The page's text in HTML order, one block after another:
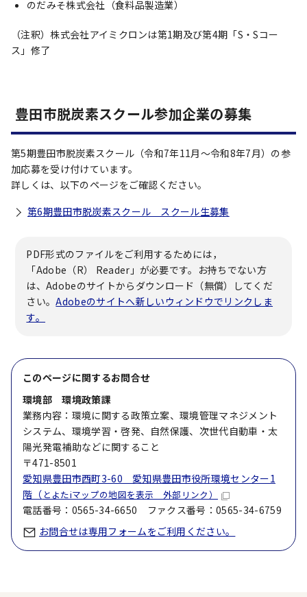
のだみそ株式会社（食料品製造業）
（注釈）株式会社アイミクロンは第1期及び第4期「S・Sコー
ス」修了
豊田市脱炭素スクール参加企業の募集
第5期豊田市脱炭素スクール（令和7年11月～令和8年7月）の参
加応募を受け付けています。
詳しくは、以下のページをご確認ください。
第6期豊田市脱炭素スクール スクール生募集
PDF形式のファイルをご利用するためには，
「Adobe（R） Reader」が必要です。お持ちでない方
は、Adobeのサイトからダウンロード（無償）してくだ
さい。Adobeのサイトへ新しいウィンドウでリンクしま
す。
このページに関するお問合せ
環境部 環境政策課
業務内容：環境に関する政策立案、環境管理マネジメント
システム、環境学習・啓発、自然保護、次世代自動車・太
陽光発電補助などに関すること
〒471-8501
愛知県豊田市西町3-60 愛知県豊田市役所環境センター1
階（ とよたiマップの地図を表示 外部リンク）
電話番号：0565-34-6650 ファクス番号：0565-34-6759
お問合せは専用フォームをご利用ください。